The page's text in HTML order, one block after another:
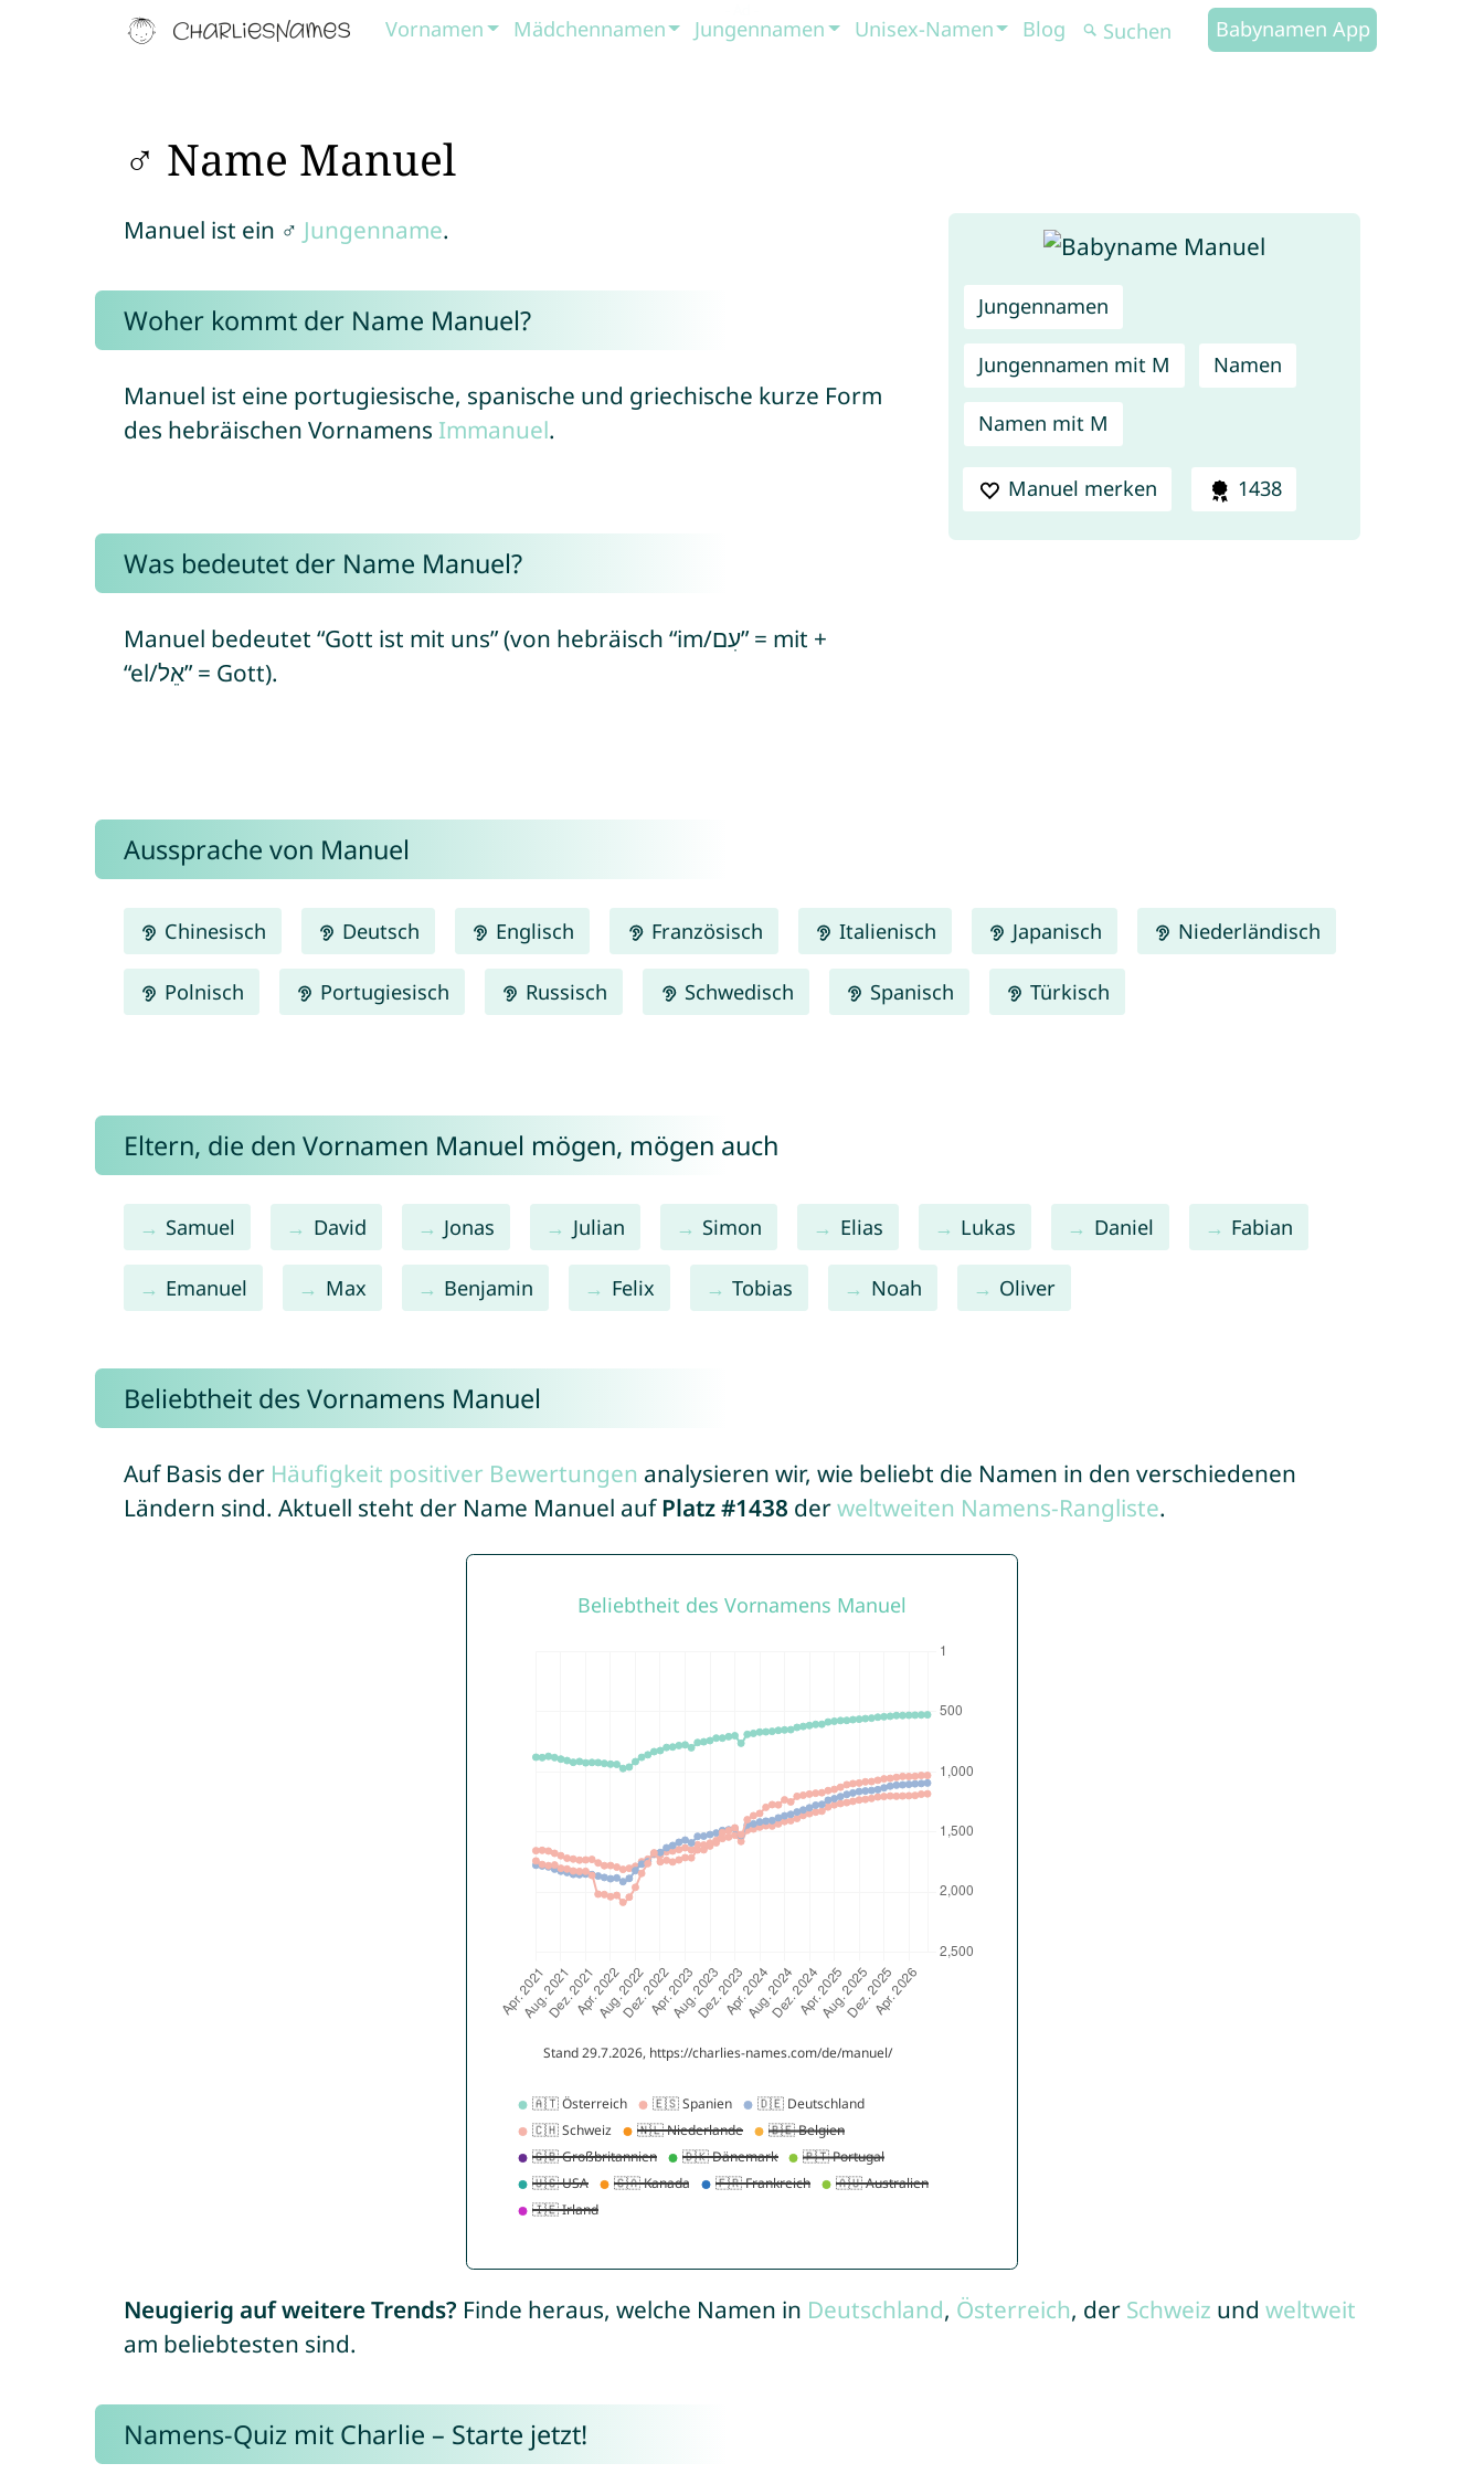
Vornamen Mädchennamen Jungennamen Unisex-Namen Blog Babynamen App
♂ Name Manuel
Jungennamen
Jungennamen mit M Namen
Namen mit M
Manuel merken 1438
Manuel ist ein ♂ Jungenname.
Woher kommt der Name Manuel?
Manuel ist eine portugiesische, spanische und griechische kurze Form
des hebräischen Vornamens Immanuel.
Was bedeutet der Name Manuel?
Manuel bedeutet “Gott ist mit uns” (von hebräisch “im/עִם” = mit +
“el/אֵל” = Gott).
Aussprache von Manuel
Chinesisch Deutsch Englisch Französisch Italienisch Japanisch Niederländisch
Polnisch Portugiesisch Russisch Schwedisch Spanisch Türkisch
Eltern, die den Vornamen Manuel mögen, mögen auch
Samuel David Jonas Julian Simon Elias Lukas Daniel Fabian
Emanuel Max Benjamin Felix Tobias Noah Oliver
Beliebtheit des Vornamens Manuel
Auf Basis der Häufigkeit positiver Bewertungen analysieren wir, wie beliebt die Namen in den verschiedenen
Ländern sind. Aktuell steht der Name Manuel auf Platz #1438 derweltweiten Namens-Rangliste.
Neugierig auf weitere Trends? Finde heraus, welche Namen in Deutschland, Österreich, der Schweiz und weltweit
am beliebtesten sind.
Namens-Quiz mit Charlie – Starte jetzt!